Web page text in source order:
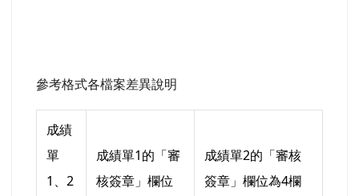
參考格式各檔案差異說明
成績
單
1、2
成績單1的「審
核簽章」欄位
成績單2的「審核
簽章」欄位為4欄